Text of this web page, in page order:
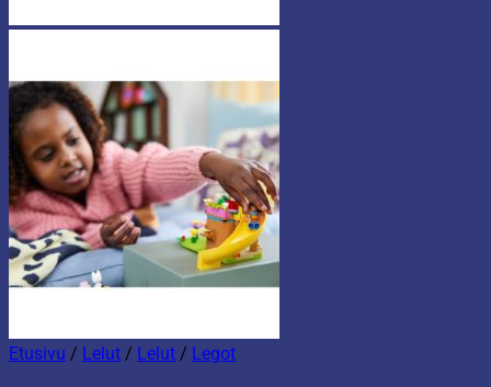
Etusivu / Lelut / Lelut / Legot